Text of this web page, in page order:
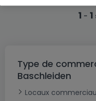
1 - 1
Type de
Baschleiden
Locaux